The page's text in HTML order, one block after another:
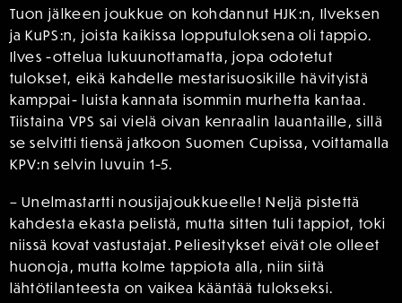
Tuon jälkeen joukkue on kohdannut HJK:n, Ilveksen
ja KuPS:n, joista kaikissa lopputuloksena oli tappio.
Ilves -ottelua lukuunottamatta, jopa odotetut
tulokset, eikä kahdelle mestarisuosikille hävityistä
kamppai- luista kannata isommin murhetta kantaa.
Tiistaina VPS sai vielä oivan kenraalin lauantaille, sillä
se selvitti tiensä jatkoon Suomen Cupissa, voittamalla
KPV:n selvin luvuin 1-5.
– Unelmastartti nousijajoukkueelle! Neljä pistettä
kahdesta ekasta pelistä, mutta sitten tuli tappiot, toki
niissä kovat vastustajat. Peliesitykset eivät ole olleet
huonoja, mutta kolme tappiota alla, niin siitä
lähtötilanteesta on vaikea kääntää tulokseksi.